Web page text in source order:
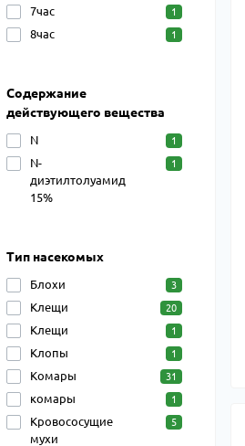
7час 1
8час 1
Содержание
действующего вещества
N 1
N-
диэтилтолуамид
15%
1
Тип насекомых
Блохи 3
Клещи 20
Клещи 1
Клопы 1
Комары 31
комары 1
Кровососущие
мухи
5